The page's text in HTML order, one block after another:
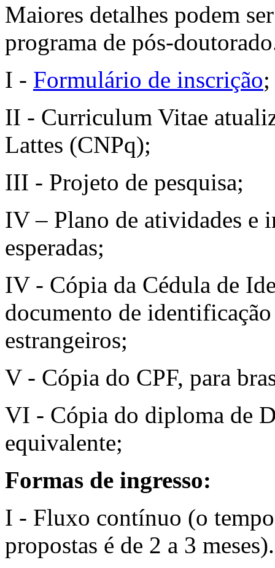
Maiores detalhes podem
programa de pós-
I - Formulário de inscrição;
II - Curriculum Vitae
Lattes (CNPq);
III - Projeto de pesquisa;
IV – Plano de atividades e
esperadas;
IV - Cópia da Cédula de
documento de
estrangeiros;
V - Cópia do CPF, para
VI - Cópia do diploma de
equivalente;
Formas de ingresso:
I - Fluxo contínuo (o
propostas é de 2 a 3 meses).